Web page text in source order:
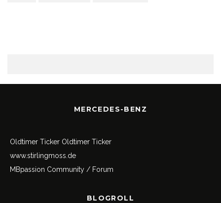
MERCEDES-BENZ
Oldtimer Ticker Oldtimer Ticker
www.stirlingmoss.de
MBpassion Community / Forum
BLOGROLL